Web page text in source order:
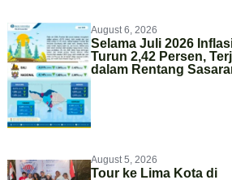
August 6, 2026
Selama Juli 2026
Turun 2,42 Persen,
dalam Rentang
August 5, 2026
Tour ke Lima Kota di